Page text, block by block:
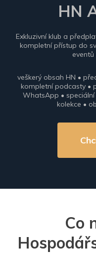
HN
Exkluzivní klub a
kompletní přístup do
veškerý obsah HN •
kompletní podcasty •
WhatsApp • speciální
kolekce •
Co